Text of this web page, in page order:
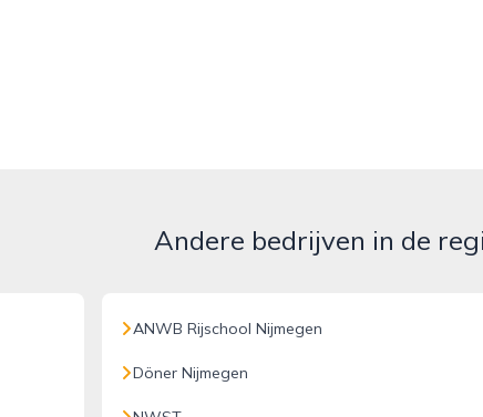
Andere bedrijven in de
ANWB Rijschool Nijmegen
Döner Nijmegen